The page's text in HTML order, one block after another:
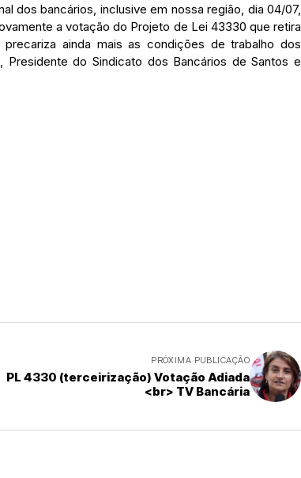
dos bancários, inclusive em nossa região, dia 04/07,
a votação do Projeto de Lei 43330 que retira
ainda mais as condições de trabalho dos
Presidente do Sindicato dos Bancários de Santos e
PRÓXIMA PUBLICAÇÃO
PL 4330 (terceirização) Votação Adiada
<br> TV Bancária